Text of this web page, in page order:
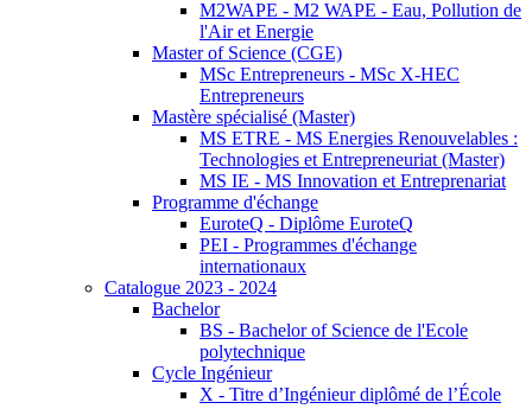
M2WAPE - M2 WAPE - Eau, Pollution de
l'Air et Energie
Master of Science (CGE)
MSc Entrepreneurs - MSc X-HEC
Entrepreneurs
Mastère spécialisé (Master)
MS ETRE - MS Energies Renouvelables :
Technologies et Entrepreneuriat (Master)
MS IE - MS Innovation et Entreprenariat
Programme d'échange
EuroteQ - Diplôme EuroteQ
PEI - Programmes d'échange
internationaux
Catalogue 2023 - 2024
Bachelor
BS - Bachelor of Science de l'Ecole
polytechnique
Cycle Ingénieur
X - Titre d’Ingénieur diplômé de l’École